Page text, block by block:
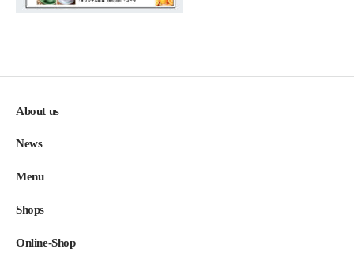
About us
News
Menu
Shops
Online-Shop